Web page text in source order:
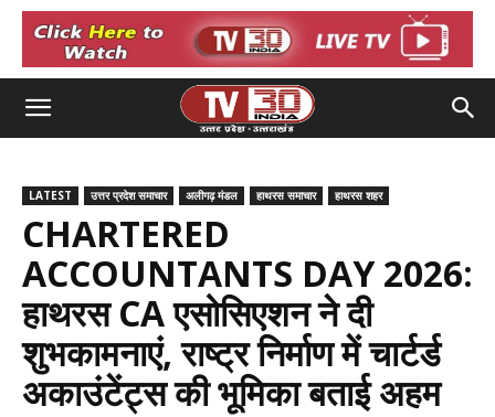
LATEST उत्तर प्रदेश समाचार अलीगढ़ मंडल हाथरस समाचार हाथरस शहर
CHARTERED
ACCOUNTANTS DAY 2026:
हाथरस CA एसोसिएशन ने दी
शुभकामनाएं, राष्ट्र निर्माण में चार्टर्ड
अकाउंटेंट्स की भूमिका बताई अहम